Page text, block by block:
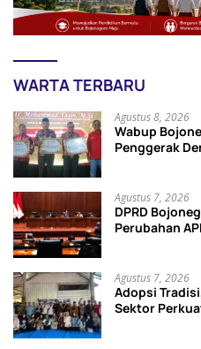
WARTA TERBARU
Agustus 8, 2026
Wabup
Penggerak
Agustus 7, 2026
DPRD
Perubahan
Agustus 7, 2026
Adopsi
Sektor